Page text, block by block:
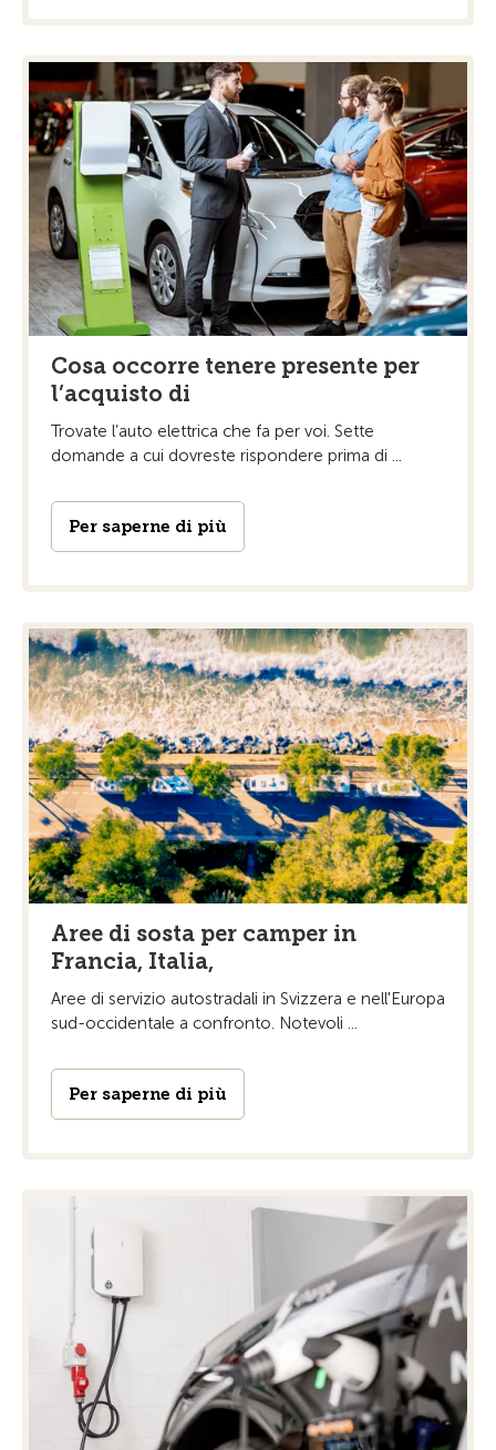
Cosa occorre tenere presente per
l’acquisto di
Trovate l’auto elettrica che fa per voi. Sette
domande a cui dovreste rispondere prima di ...
Per saperne di più
Aree di sosta per camper in
Francia, Italia,
Aree di servizio autostradali in Svizzera e nell'Europa
sud-occidentale a confronto. Notevoli ...
Per saperne di più